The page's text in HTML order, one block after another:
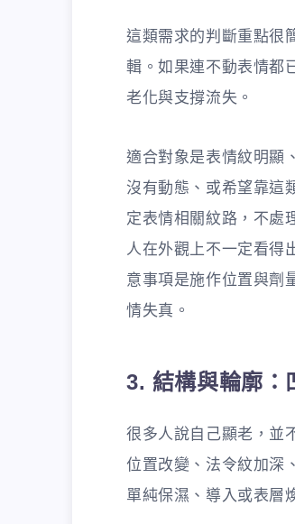
這類需求的判斷重點很
輯。如果連不動表情都
老化與支撐流失。
適合對象是表情紋明顯
沒有動態、或希望靠這
定表情相關紋路，不處
人在外觀上不一定看得
意事項是施作位置與劑
情失真。
3. 結構與輪廓：
很多人說自己顯老，並
位置改變、法令紋加深
單純保濕、導入或表層